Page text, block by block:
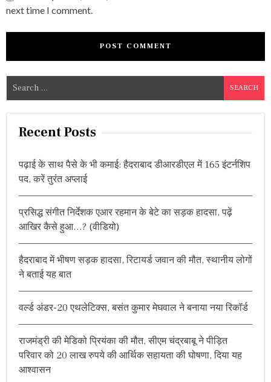
next time I comment.
e
a
Recent Posts
पढ़ाई के साथ पैसे के भी कमाई: हैदराबाद डीआरडीएल में 165 इंटर्नशिप
पद, करें तुरंत अप्लाई
प्रसिद्ध संगीत निर्देशक एआर रहमान के बेटे का सड़क हादसा, पढ़ें
आखिर कैसे हुआ…? (वीडियो)
हैदराबाद में भीषण सड़क हादसा, रिटायर्ड जवान की मौत, स्थानीय लोगों
ने बताई यह बात
वर्ल्ड अंडर-20 एथलेटिक्स, बसंत कुमार मेघवाल ने बनाया नया रिकॉर्ड
राजमंड्री की मेडिको प्रियंका की मौत, सीएम चंद्रबाबू ने पीड़ित
परिवार को 20 लाख रुपये की आर्थिक सहायता की घोषणा, दिया यह
आश्वासन